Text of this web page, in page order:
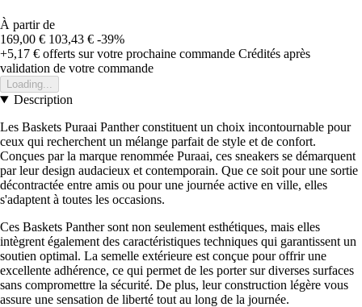
À partir de
169,00 € 103,43 € -39%
+5,17 € offerts sur votre prochaine commande Crédités après
validation de votre commande
Loading...
Description
Les Baskets Puraai Panther constituent un choix incontournable pour
ceux qui recherchent un mélange parfait de style et de confort.
Conçues par la marque renommée Puraai, ces sneakers se démarquent
par leur design audacieux et contemporain. Que ce soit pour une sortie
décontractée entre amis ou pour une journée active en ville, elles
s'adaptent à toutes les occasions.
Ces Baskets Panther sont non seulement esthétiques, mais elles
intègrent également des caractéristiques techniques qui garantissent un
soutien optimal. La semelle extérieure est conçue pour offrir une
excellente adhérence, ce qui permet de les porter sur diverses surfaces
sans compromettre la sécurité. De plus, leur construction légère vous
assure une sensation de liberté tout au long de la journée.